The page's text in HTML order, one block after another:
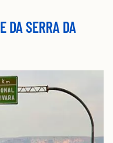
DA SERRA DA